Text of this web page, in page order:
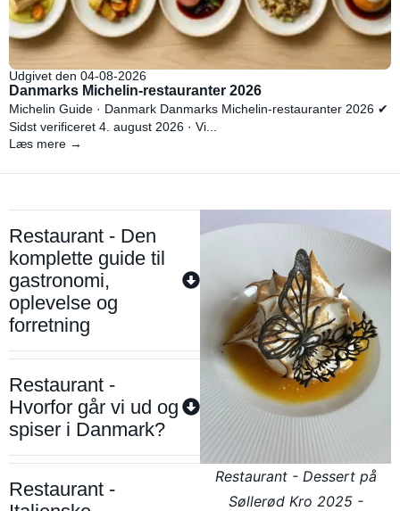
Udgivet den 04-08-2026
Danmarks Michelin-restauranter 2026
Michelin Guide · Danmark Danmarks Michelin-restauranter 2026 ✔
Sidst verificeret 4. august 2026 · Vi...
Læs mere →
Restaurant - Den
komplette guide til
gastronomi,
oplevelse og
forretning
Restaurant -
Hvorfor går vi ud og
spiser i Danmark?
Restaurant -
Restaurant - Dessert på
Søllerød Kro 2025 -